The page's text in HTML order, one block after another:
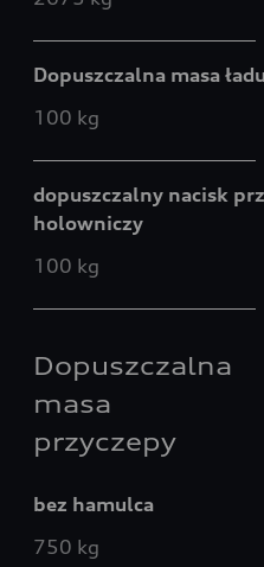
Dopuszczalna masa
100 kg
dopuszczalny nacisk
holowniczy
100 kg
Dopuszczalna
masa
przyczepy
bez hamulca
750 kg